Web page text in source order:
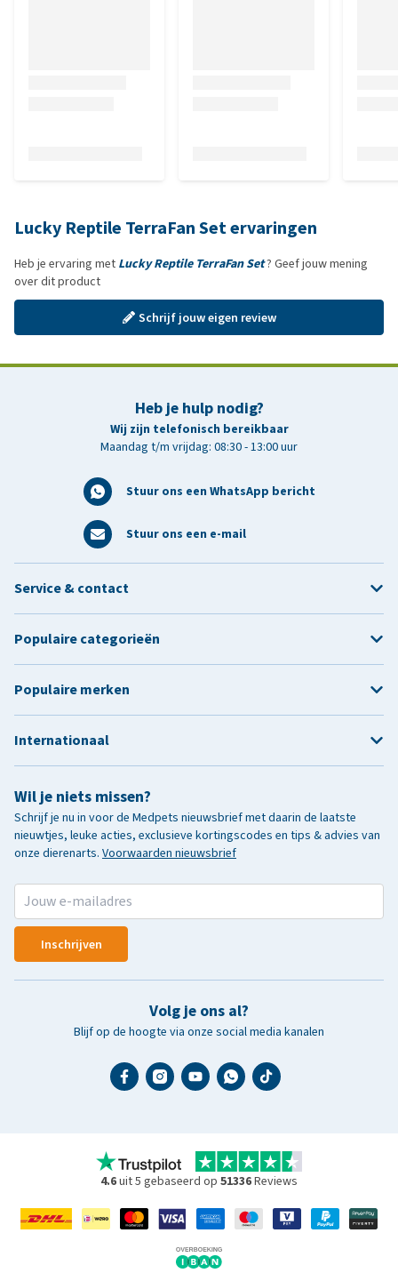
Lucky Reptile TerraFan Set ervaringen
Heb je ervaring met Lucky Reptile TerraFan Set? Geef jouw mening
over dit product
Schrijf jouw eigen review
Heb je hulp nodig?
Wij zijn telefonisch bereikbaar
Maandag t/m vrijdag: 08:30 - 13:00 uur
Stuur ons een WhatsApp bericht
Stuur ons een e-mail
Wil je niets missen?
Schrijf je nu in voor de Medpets nieuwsbrief met daarin de laatste
nieuwtjes, leuke acties, exclusieve kortingscodes en tips & advies van
onze dierenarts. Voorwaarden nieuwsbrief
Inschrijven
Volg je ons al?
Blijf op de hoogte via onze social media kanalen
Service & contact
Populaire categorieën
Populaire merken
Internationaal
4.6uit 5 gebaseerd op 51336Reviews